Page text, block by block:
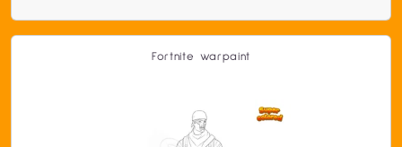
Fortnite warpaint